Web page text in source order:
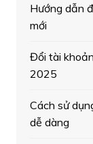
Hướng dẫn
mới
Đổi tài
2025
Cách sử
dễ dàng